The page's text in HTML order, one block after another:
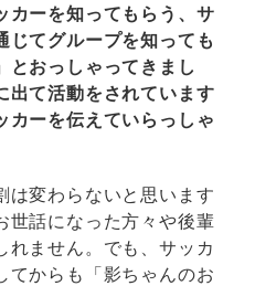
カーを知ってもらう、サ
じてグループを知っても
とおっしゃってきまし
出て活動をされています
カーを伝えていらっしゃ
は変わらないと思います
世話になった方々や後輩
れません。でも、サッカ
てからも「影ちゃんのお